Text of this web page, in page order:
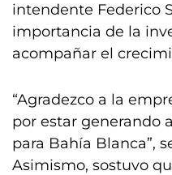
intendente Federico
importancia de la
acompañar el
“Agradezco a la
por estar generando
para Bahía Blanca”,
Asimismo, sostuvo